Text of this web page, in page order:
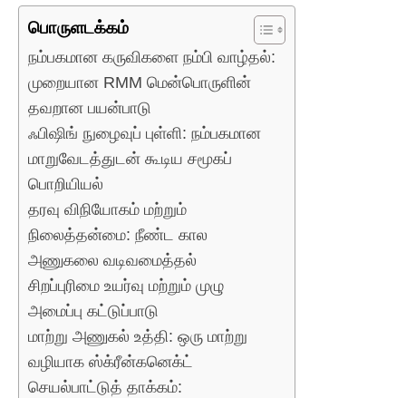
பொருளடக்கம்
நம்பகமான கருவிகளை நம்பி வாழ்தல்:
முறையான RMM மென்பொருளின்
தவறான பயன்பாடு
ஃபிஷிங் நுழைவுப் புள்ளி: நம்பகமான
மாறுவேடத்துடன் கூடிய சமூகப்
பொறியியல்
தரவு விநியோகம் மற்றும்
நிலைத்தன்மை: நீண்ட கால
அணுகலை வடிவமைத்தல்
சிறப்புரிமை உயர்வு மற்றும் முழு
அமைப்பு கட்டுப்பாடு
மாற்று அணுகல் உத்தி: ஒரு மாற்று
வழியாக ஸ்க்ரீன்கனெக்ட்
செயல்பாட்டுத் தாக்கம்: